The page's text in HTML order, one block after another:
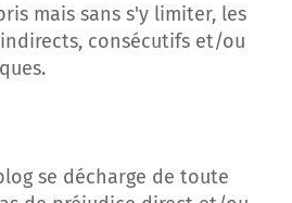
mais sans s'y limiter, les
consécutifs et/ou
se décharge de toute